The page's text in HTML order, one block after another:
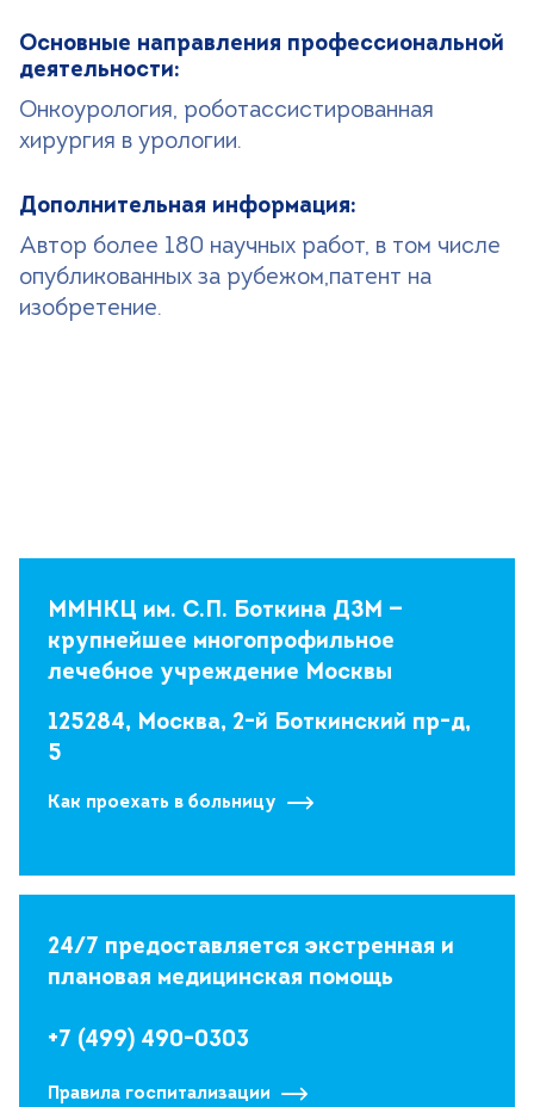
Основные направления профессиональной
деятельности:
Онкоурология, роботассистированная
хирургия в урологии.
Дополнительная информация:
Автор более 180 научных работ, в том числе
опубликованных за рубежом,патент на
изобретение.
ММНКЦ им. С.П. Боткина ДЗМ —
крупнейшее многопрофильное
лечебное учреждение Москвы
125284, Москва, 2-й Боткинский пр-д,
5
Как проехать в больницу
24/7 предоставляется экстренная и
плановая медицинская помощь
+7 (499) 490-0303
Правила госпитализации